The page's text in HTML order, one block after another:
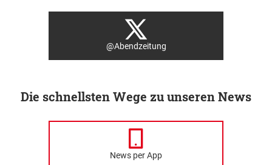
@Abendzeitung
Die schnellsten Wege zu unseren News
News per App